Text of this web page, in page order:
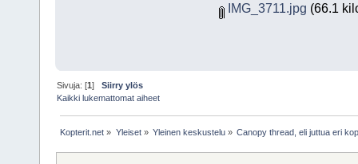
IMG_3711.jpg (66.1
Sivuja: [1]Siirry ylös
Kaikki lukemattomat aiheet
Kopterit.net » Yleiset» Yleinen keskustelu» Canopy thread, eli juttua eri